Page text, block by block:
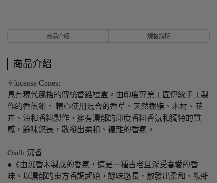
商品介紹 規格說明
商品介紹
✧Incense Cones:
具有現代風格的傳統香錐禮盒。由印度專業工匠傳統手工製
作的香薰錐， 精心使用混合的香草、天然樹脂、木材、花
卉、油和香料製作，擁有濃郁的印度香料香氛和獨特的質
感，餘味悠長，散發出柔和、複雜的香氣。
Oudh 沉香
●《由沉香木製成的香氣，這是一種古老且深受喜愛的香
味。以濃郁的東方香調起始，餘味悠長，散發出柔和、複雜